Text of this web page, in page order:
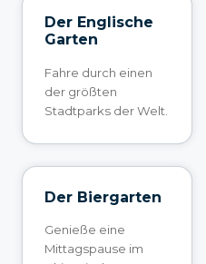
Der Englische
Garten
Fahre durch einen
der größten
Stadtparks der Welt.
Der Biergarten
Genieße eine
Mittagspause im